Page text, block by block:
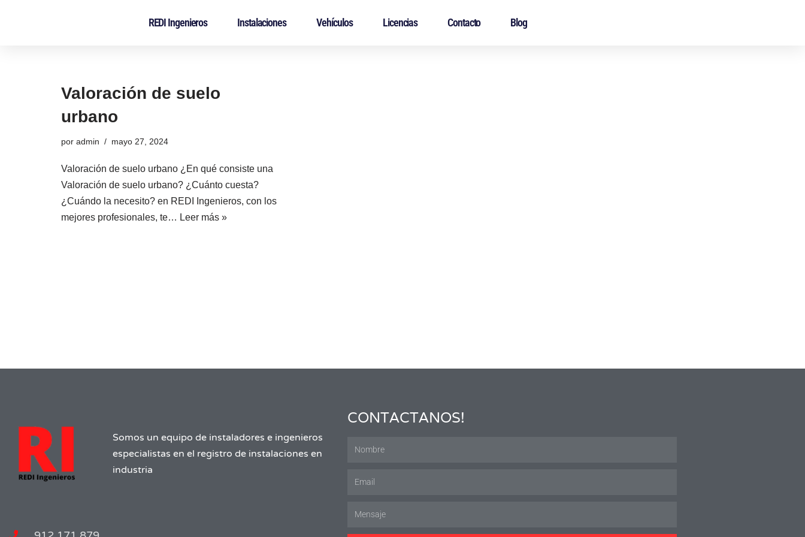
REDI Ingenieros Instalaciones Vehículos Licencias Contacto Blog
Valoración de suelo
urbano
por admin mayo 27, 2024
Valoración de suelo urbano ¿En qué consiste una
Valoración de suelo urbano? ¿Cuánto cuesta?
¿Cuándo la necesito? en REDI Ingenieros, con los
mejores profesionales, te… Leer más »
Somos un equipo de instaladores e ingenieros
especialistas en el registro de instalaciones en
industria
CONTACTANOS!